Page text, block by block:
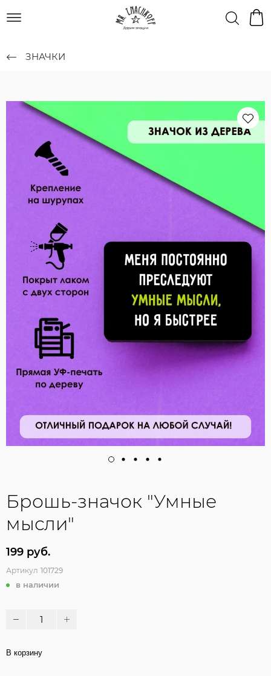
ЗНАЧКИ
Брошь-значок "Умные
мысли"
199 руб.
Артикул 101729
в наличии
В корзину